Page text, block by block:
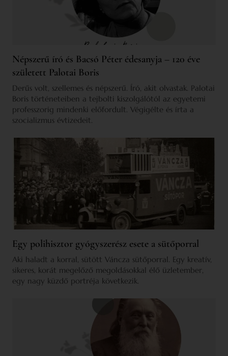
Népszerű író és Bacsó Péter édesanyja – 120 éve
született Palotai Boris
Derűs volt, szellemes és népszerű. Író, akit olvastak. Palotai
Boris történeteiben a tejbolti kiszolgálótól az egyetemi
professzorig mindenki előfordult. Végigélte és írta a
szocializmus évtizedeit.
Egy polihisztor gyógyszerész esete a sütőporral
Aki haladt a korral, sütött Váncza sütőporral. Egy kreatív,
sikeres, korát megelőző megoldásokkal élő üzletember,
egy nagy küzdő portréja következik.